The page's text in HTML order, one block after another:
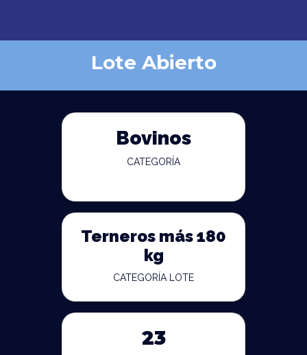
Lote Abierto
Bovinos
CATEGORÍA
Terneros más 180
kg
CATEGORÍA LOTE
23